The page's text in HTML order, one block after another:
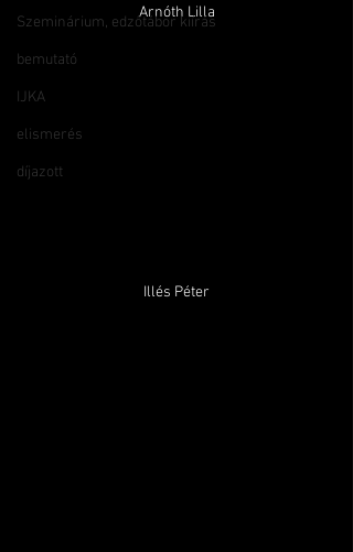
Szeminárium, edzőtábor kiírás
bemutató
IJKA
elismerés
díjazott
Arnóth Lilla
Illés Péter